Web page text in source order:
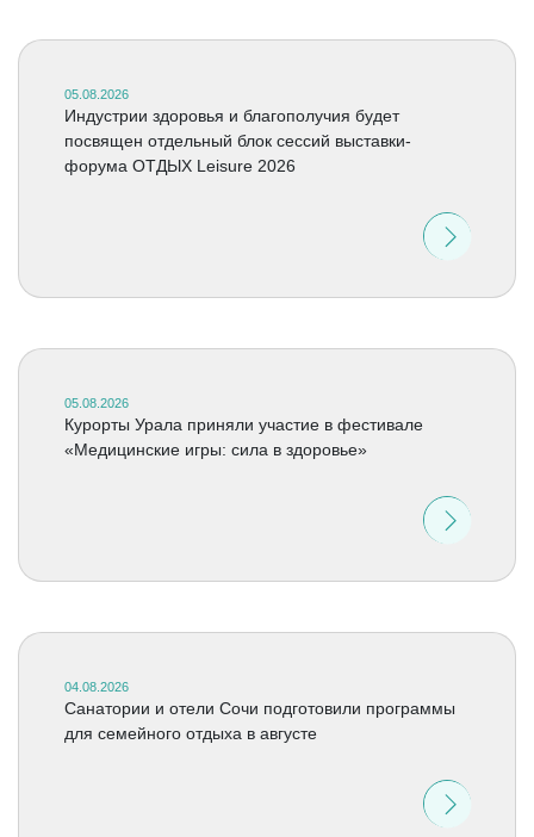
05.08.2026
Индустрии здоровья и благополучия будет
посвящен отдельный блок сессий выставки-
форума ОТДЫХ Leisure 2026
05.08.2026
Курорты Урала приняли участие в фестивале
«Медицинские игры: сила в здоровье»
04.08.2026
Санатории и отели Сочи подготовили программы
для семейного отдыха в августе